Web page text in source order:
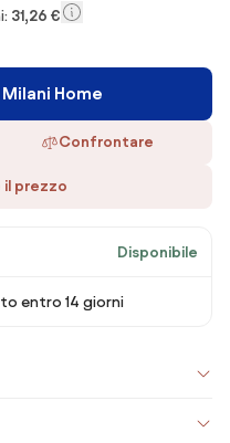
31,26 €
Home
Confrontare
il prezzo
Disponibile
entro 14 giorni